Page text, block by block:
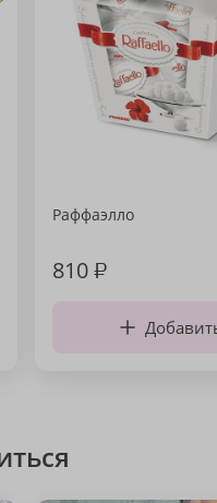
Раффаэлло
810₽